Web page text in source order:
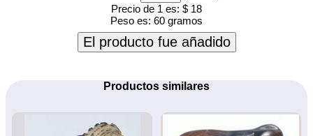
Precio de 1 es: $ 18
Peso es: 60 gramos
El producto fue añadido
Productos similares